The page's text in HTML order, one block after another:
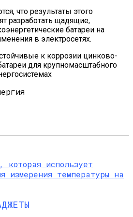
что результаты этого
разработать щадящие,
батареи на
в электросетях.